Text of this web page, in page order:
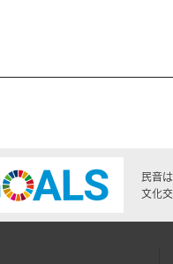
民音
文化